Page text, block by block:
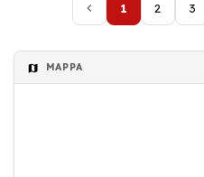
1 2 3
MAPPA